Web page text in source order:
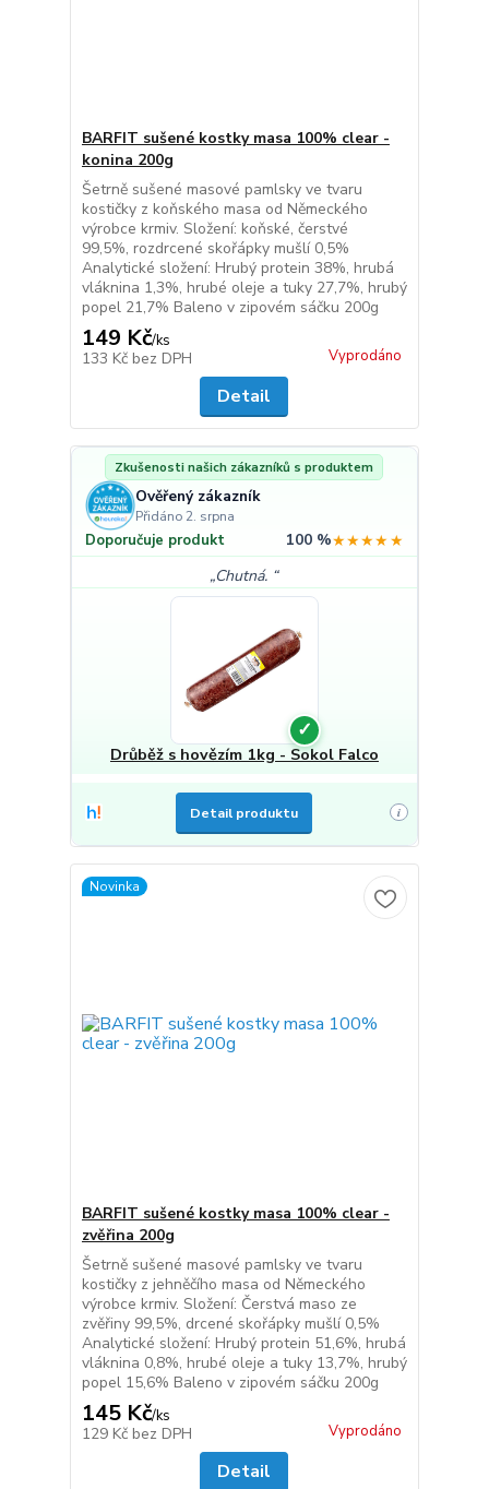
BARFIT sušené kostky masa 100% clear -
konina 200g
Šetrně sušené masové pamlsky ve tvaru
kostičky z koňského masa od Německého
výrobce krmiv. Složení: koňské, čerstvé
99,5%, rozdrcené skořápky mušlí 0,5%
Analytické složení: Hrubý protein 38%, hrubá
vláknina 1,3%, hrubé oleje a tuky 27,7%, hrubý
popel 21,7% Baleno v zipovém sáčku 200g
149 Kč/ks
133 Kč bez DPH Vyprodáno
Detail
Zkušenosti našich zákazníků s produktem
Ověřený zákazník
Přidáno 2. srpna
Doporučuje produkt 100 %★★★★★
Chutná.
✓
Drůběž s hovězím 1kg - Sokol Falco
Detail produktu i
Novinka
BARFIT sušené kostky masa 100% clear -
zvěřina 200g
Šetrně sušené masové pamlsky ve tvaru
kostičky z jehněčího masa od Německého
výrobce krmiv. Složení: Čerstvá maso ze
zvěřiny 99,5%, drcené skořápky mušlí 0,5%
Analytické složení: Hrubý protein 51,6%, hrubá
vláknina 0,8%, hrubé oleje a tuky 13,7%, hrubý
popel 15,6% Baleno v zipovém sáčku 200g
145 Kč/ks
129 Kč bez DPH Vyprodáno
Detail